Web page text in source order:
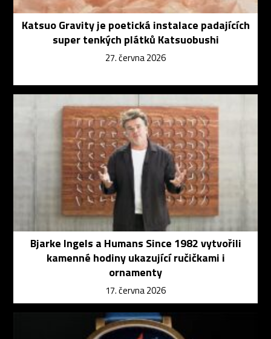
Katsuo Gravity je poetická instalace padajících
super tenkých plátků Katsuobushi
27. června 2026
Bjarke Ingels a Humans Since 1982 vytvořili
kamenné hodiny ukazující ručičkami i
ornamenty
17. června 2026